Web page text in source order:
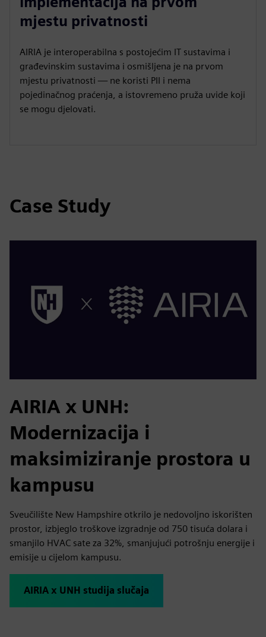
mjestu privatnosti
AIRIA je interoperabilna s postojećim IT sustavima i
građevinskim sustavima i osmišljena je na prvom
mjestu privatnosti — ne koristi PII i nema
pojedinačnog praćenja, a istovremeno pruža uvide koji
se mogu djelovati.
Case Study
AIRIA x UNH:
Modernizacija i
maksimiziranje prostora u
kampusu
Sveučilište New Hampshire otkrilo je nedovoljno iskorišten
prostor, izbjeglo troškove izgradnje od 750 tisuća dolara i
smanjilo HVAC sate za 32%, smanjujući potrošnju energije i
emisije u cijelom kampusu.
AIRIA x UNH studija slučaja